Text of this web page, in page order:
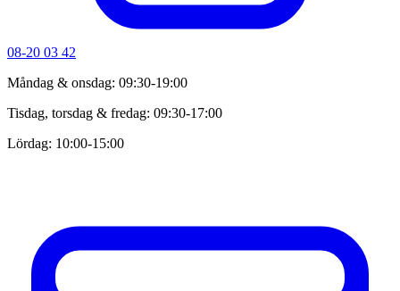
08-20 03 42
Måndag & onsdag: 09:30-19:00
Tisdag, torsdag & fredag: 09:30-17:00
Lördag: 10:00-15:00